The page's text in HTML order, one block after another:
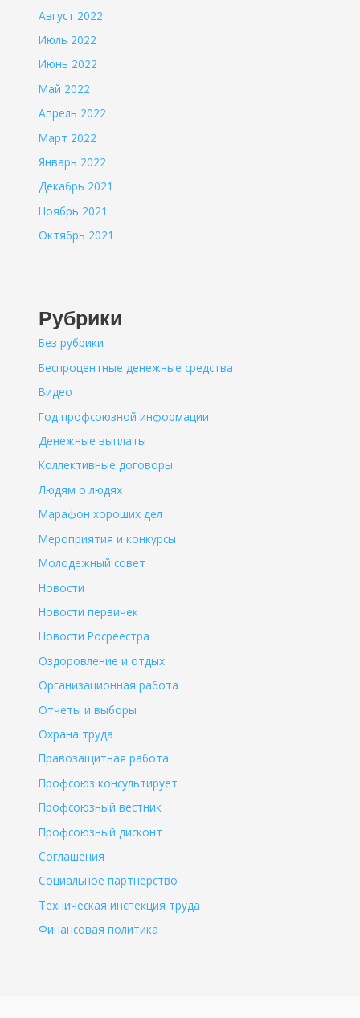
Август 2022
Июль 2022
Июнь 2022
Май 2022
Апрель 2022
Март 2022
Январь 2022
Декабрь 2021
Ноябрь 2021
Октябрь 2021
Рубрики
Без рубрики
Беспроцентные денежные средства
Видео
Год профсоюзной информации
Денежные выплаты
Коллективные договоры
Людям о людях
Марафон хороших дел
Мероприятия и конкурсы
Молодежный совет
Новости
Новости первичек
Новости Росреестра
Оздоровление и отдых
Организационная работа
Отчеты и выборы
Охрана труда
Правозащитная работа
Профсоюз консультирует
Профсоюзный вестник
Профсоюзный дисконт
Соглашения
Социальное партнерство
Техническая инспекция труда
Финансовая политика